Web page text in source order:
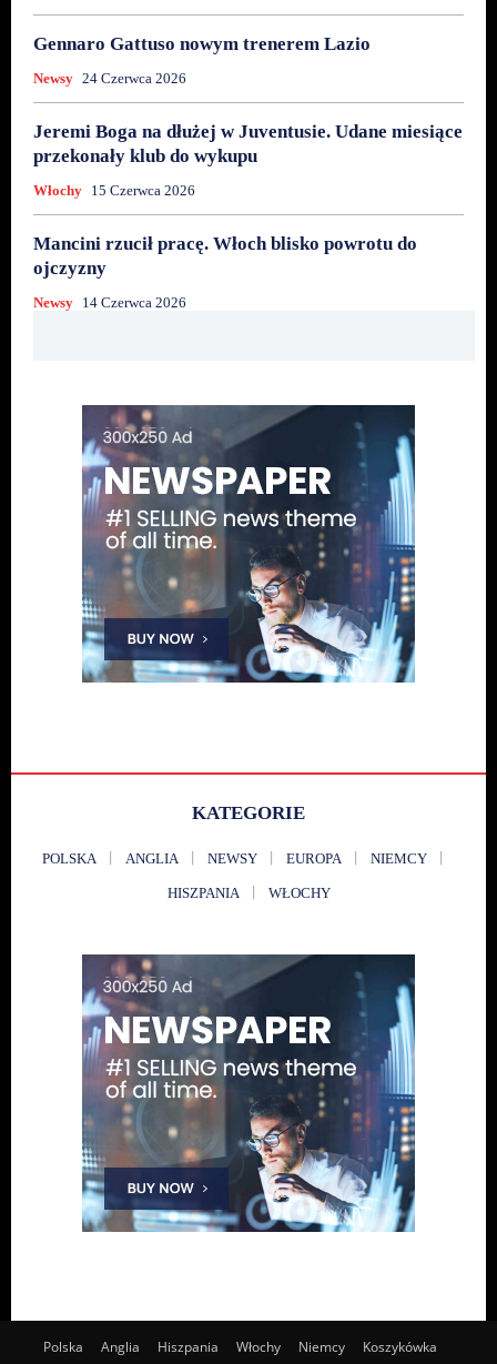
Gennaro Gattuso nowym trenerem Lazio
Newsy 24 Czerwca 2026
Jeremi Boga na dłużej w Juventusie. Udane miesiące
przekonały klub do wykupu
Włochy 15 Czerwca 2026
Mancini rzucił pracę. Włoch blisko powrotu do
ojczyzny
Newsy 14 Czerwca 2026
KATEGORIE
POLSKA ANGLIA NEWSY EUROPA NIEMCY
HISZPANIA WŁOCHY
Polska Anglia Hiszpania Włochy Niemcy
Koszykówka